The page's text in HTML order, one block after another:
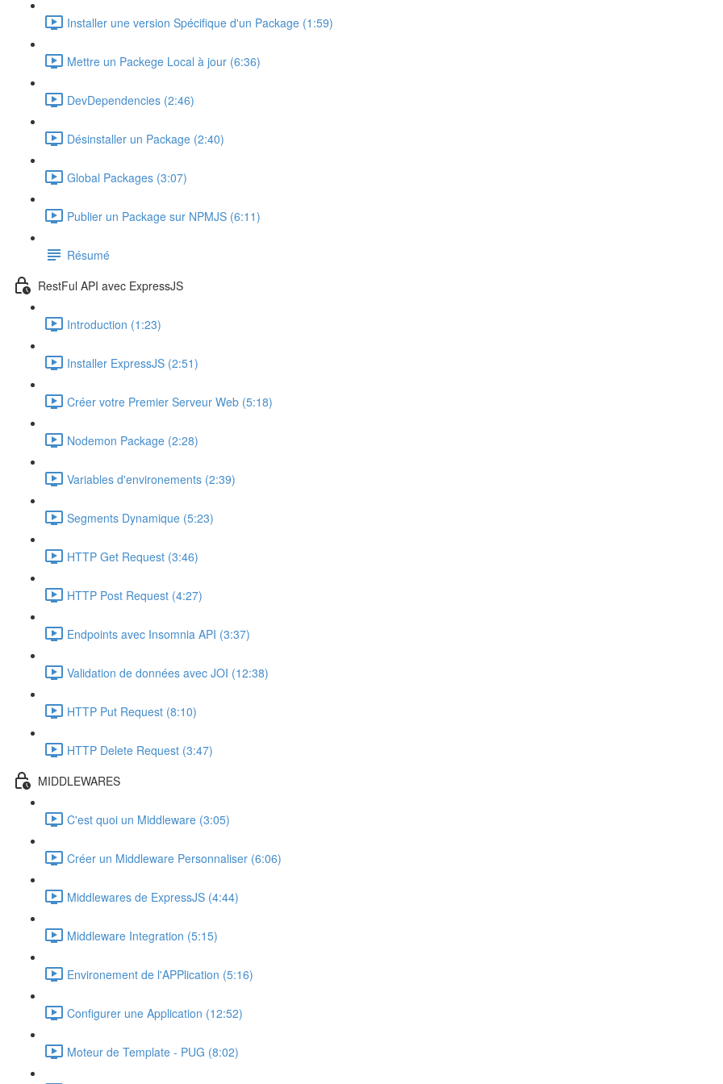
Installer une version Spécifique d'un Package (1:59)
Mettre un Packege Local à jour (6:36)
DevDependencies (2:46)
Désinstaller un Package (2:40)
Global Packages (3:07)
Publier un Package sur NPMJS (6:11)
Résumé
RestFul API avec ExpressJS
Introduction (1:23)
Installer ExpressJS (2:51)
Créer votre Premier Serveur Web (5:18)
Nodemon Package (2:28)
Variables d'environements (2:39)
Segments Dynamique (5:23)
HTTP Get Request (3:46)
HTTP Post Request (4:27)
Endpoints avec Insomnia API (3:37)
Validation de données avec JOI (12:38)
HTTP Put Request (8:10)
HTTP Delete Request (3:47)
MIDDLEWARES
C'est quoi un Middleware (3:05)
Créer un Middleware Personnaliser (6:06)
Middlewares de ExpressJS (4:44)
Middleware Integration (5:15)
Environement de l'APPlication (5:16)
Configurer une Application (12:52)
Moteur de Template - PUG (8:02)